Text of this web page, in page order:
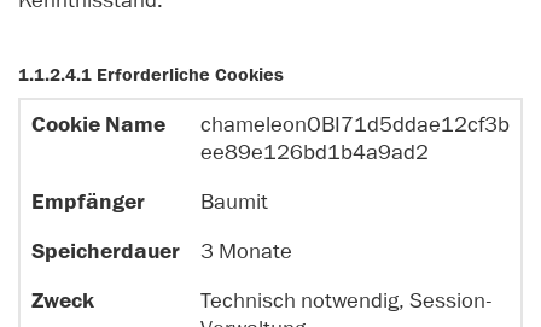
1.1.2.4.1 Erforderliche Cookies
o
o
ki
e
m
p
f
ä
S
i
c
h
w
chameleonOBI71d5ddae12cf3b
ee89e126bd1b4a9ad2
Baumit
3 Monate
Technisch notwendig, Session-